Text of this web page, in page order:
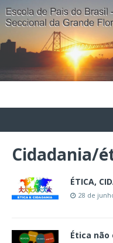
Cidadania/
ÉTICA,
28 de
Ética não